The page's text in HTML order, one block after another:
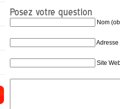
Posez votre question
Nom
Site